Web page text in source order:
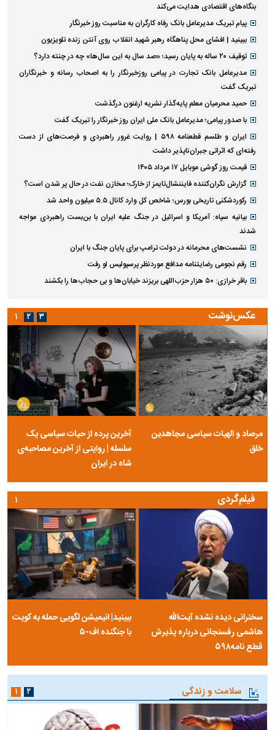
بنگاه‌های اقتصادی هدایت می‌کند
پیام تبریک مدیرعامل بانک رفاه کارگران به مناسبت روز خبرنگار
ببینید | افشای محل پناهگاه رهبر شهید انقلاب روی آنتن زنده تلویزیون
توقیف ۲۰ ساله به پایان رسید؛ «صد سال به این سال‌ها» چه در چنته دارد؟
مدیرعامل بانک تجارت در پیامی روزخبرنگار را به اصحاب رسانه و خبرنگاران
تبریک گفت
حمید محرمیان معلم پایه‌گذار نشریه ارغنون درگذشت
با صدور پیامی؛ مدیرعامل بانک ملی ایران روز خبرنگار را تبریک گفت
ایران و طلسم قطعنامه ۵۹۸ | روایت غرور راهبردی و فرصت‌های از دست
رفته‌ای که اثراتی جبران‌ناپذیر داشت
قیمت روز گوشی موبایل ۱۷ مرداد ۱۴۰۵
گزارش نگران‌کننده فایننشال‌تایمز از خارک؛ مخازن نفت در حال پر شدن است؟
رکوردشکنی تاریخی بورس؛ شاخص کل وارد کانال ۵.۵ میلیون واحد شد
بیانیه سپاه: آمریکا و اسرائیل در جنگ علیه ایران با بن‌بست راهبردی مواجه
شدند
نشست‌های محرمانه در دولت ترامپ برای پایان جنگ با ایران
رقم نجومی رضایتنامه مدافع موردنظر پرسپولیس لو رفت
باقر خرازی: ۵۰ هزار حزب‌اللهی بریزند خیابان‌ها و بی حجاب‌ها را بکشند
عکس‌نوشت
مرصاد و الهیات سیاسی مجاهدین
خلق
آخرین پرده از حیات سیاسی یک
سلسله | روایتی از آخرین مصاحبه‌ی
شاه در ایران
۱ ۲ ۳
فیلم‌گردی
سخنرانی دیده نشده آیت‌الله
هاشمی رفسنجانی درباره پذیرش
قطع نامه۵۹۸
ببینید| انیمیشن لگویی حمله به کویت
با جنگنده اف-۵
۱
سلامت و زندگی ۱ ۲